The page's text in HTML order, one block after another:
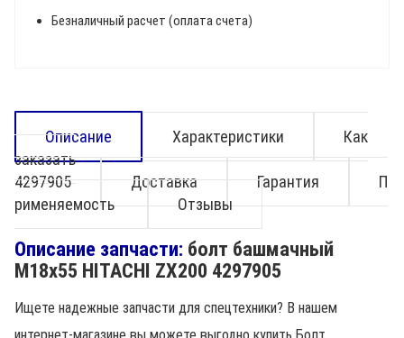
Безналичный расчет (оплата счета)
Описание Характеристики
Как
заказать
4297905
Доставка Гарантия
П
рименяемость
Отзывы
Описание запчасти: болт башмачный
M18х55 HITACHI ZX200 4297905
Ищете надежные запчасти для спецтехники? В нашем